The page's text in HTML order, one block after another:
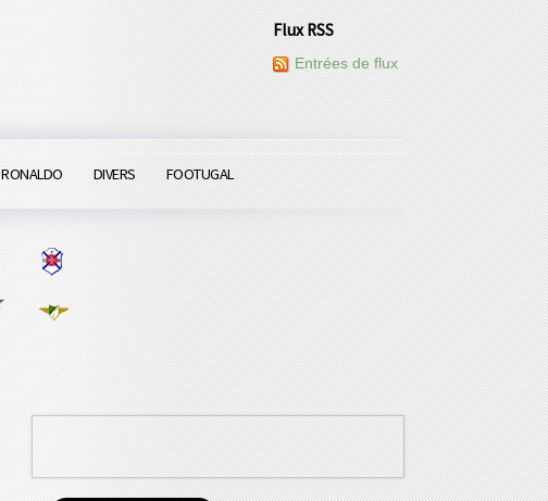
Flux RSS
Entrées de flux
RONALDO DIVERS FOOTUGAL